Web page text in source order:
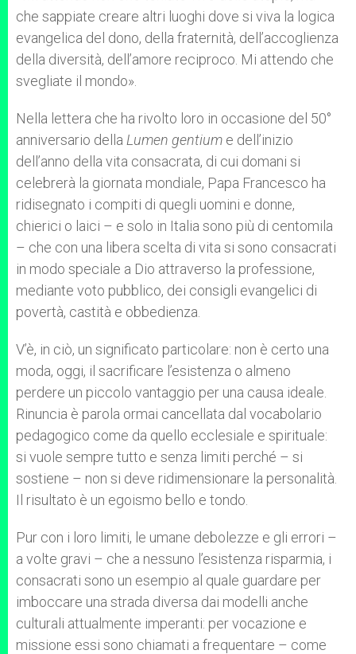
p e
r
k
che sappiate creare altri luoghi dove si viva la logica
evangelica del dono, della fraternità, dell’accoglienza
della diversità, dell’amore reciproco. Mi attendo che
svegliate il mondo».
Nella lettera che ha rivolto loro in occasione del 50°
anniversario della Lumen gentium e dell’inizio
dell’anno della vita consacrata, di cui domani si
celebrerà la giornata mondiale, Papa Francesco ha
ridisegnato i compiti di quegli uomini e donne,
chierici o laici – e solo in Italia sono più di centomila
– che con una libera scelta di vita si sono consacrati
in modo speciale a Dio attraverso la professione,
mediante voto pubblico, dei consigli evangelici di
povertà, castità e obbedienza.
V’è, in ciò, un significato particolare: non è certo una
moda, oggi, il sacrificare l’esistenza o almeno
perdere un piccolo vantaggio per una causa ideale.
Rinuncia è parola ormai cancellata dal vocabolario
pedagogico come da quello ecclesiale e spirituale:
si vuole sempre tutto e senza limiti perché – si
sostiene – non si deve ridimensionare la personalità.
Il risultato è un egoismo bello e tondo.
Pur con i loro limiti, le umane debolezze e gli errori –
a volte gravi – che a nessuno l’esistenza risparmia, i
consacrati sono un esempio al quale guardare per
imboccare una strada diversa dai modelli anche
culturali attualmente imperanti: per vocazione e
missione essi sono chiamati a frequentare – come